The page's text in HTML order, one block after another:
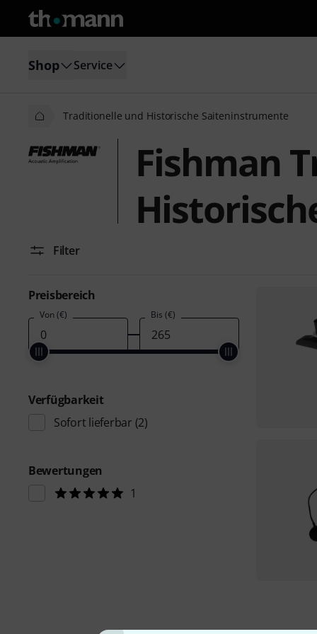
Shop Service
Traditionelle und Historische Saiteninstrumente
Fishman
Filter
Preisbereich
Von (€) Bis (€)
Verfügbarkeit
Sofort lieferbar (2)
Bewertungen
1